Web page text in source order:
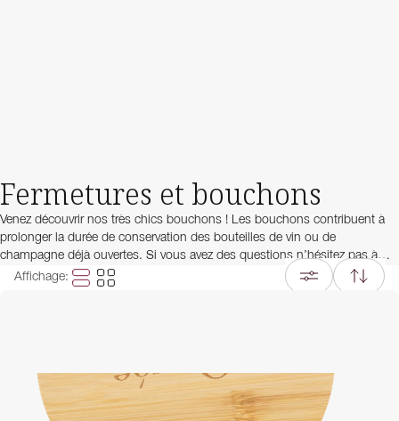
Fermetures et bouchons
Venez découvrir nos très chics bouchons ! Les bouchons contribuent à
prolonger la durée de conservation des bouteilles de vin ou de
champagne déjà ouvertes. Si vous avez des questions n’hésitez pas à
contacter notre service client : nous sommes prêts à vous aider !
Affichage: